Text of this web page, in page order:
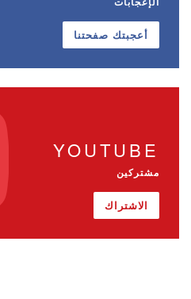
أعجبتك صفحتنا
YOUTUBE
مشتركين
الاشتراك